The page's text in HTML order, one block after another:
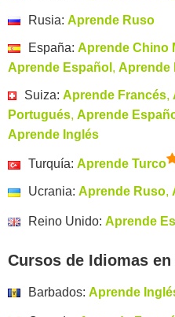
Rusia: Aprende Ruso
España: Aprende Chino
Aprende Español , Aprende
Suiza: Aprende Francés,
Portugués, Aprende
Aprende Inglés
Turquía: Aprende Turco
Ucrania: Aprende Ruso,
Reino Unido: Aprende
Cursos de Idiomas
Barbados: Aprende